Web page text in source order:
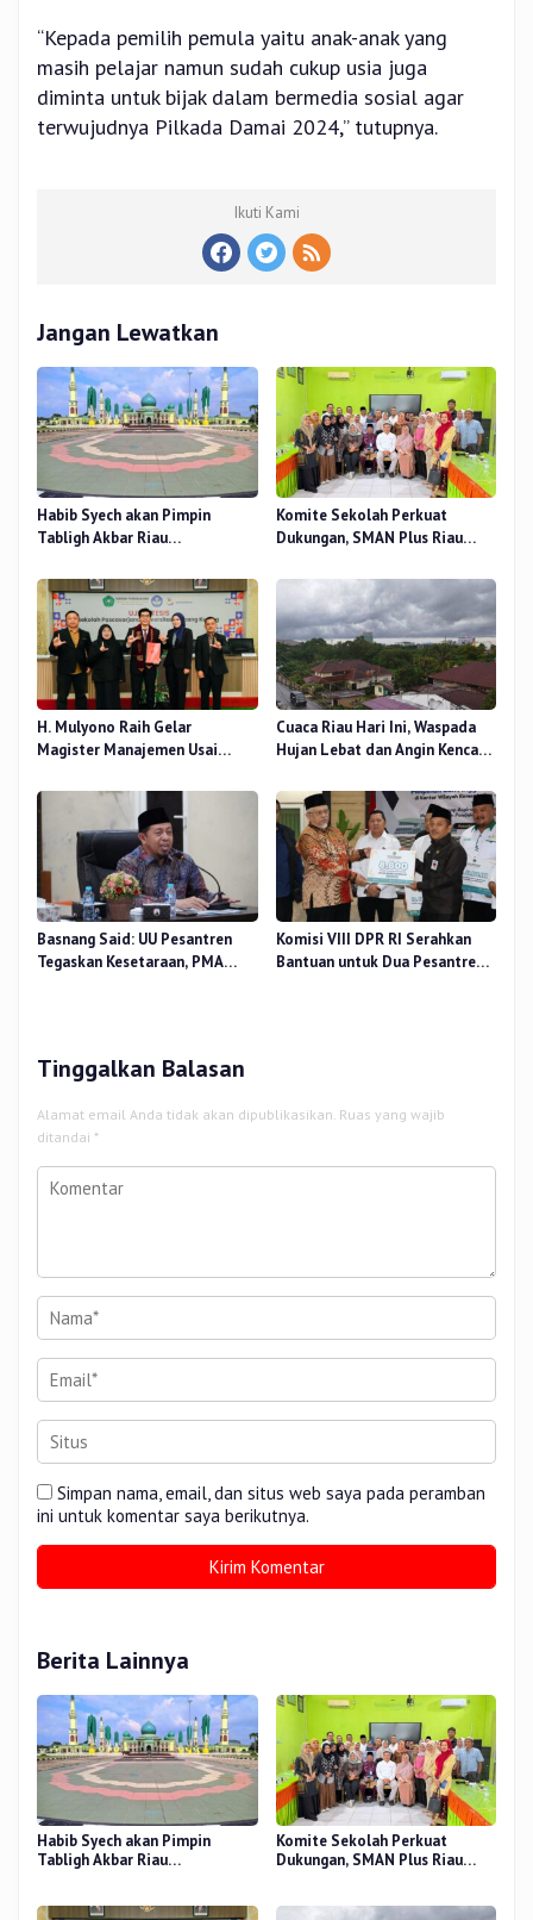
“Kepada pemilih pemula yaitu anak-anak yang
masih pelajar namun sudah cukup usia juga
diminta untuk bijak dalam bermedia sosial agar
terwujudnya Pilkada Damai 2024,” tutupnya.
Ikuti Kami
Jangan Lewatkan
Habib Syech akan Pimpin
Tabligh Akbar Riau
Nur, Besok
Komite Sekolah Perkuat
Dukungan, SMAN Plus Riau
Pendidikan
H. Mulyono Raih Gelar
Magister Manajemen Usai
Terhadap Beban Kerja
Cuaca Riau Hari Ini, Waspada
Hujan Lebat dan Angin Kencang
Basnang Said: UU Pesantren
Tegaskan Kesetaraan, PMA
Komisi VIII DPR RI Serahkan
Bantuan untuk Dua Pesantren
Tinggalkan Balasan
Alamat email Anda tidak akan dipublikasikan. Ruas yang wajib
ditandai *
Simpan nama, email, dan situs web saya pada peramban
ini untuk komentar saya berikutnya.
Berita Lainnya
Habib Syech akan Pimpin
Tabligh Akbar Riau
Komite Sekolah Perkuat
Dukungan, SMAN Plus Riau